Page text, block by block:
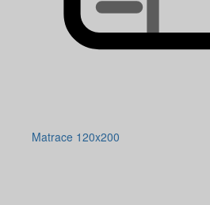
Matrace 120x200